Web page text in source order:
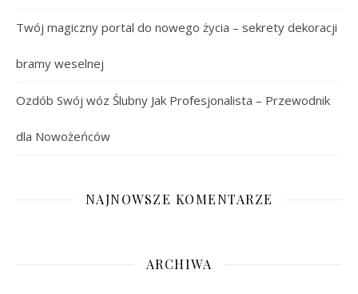
Twój magiczny portal do nowego życia – sekrety dekoracji
bramy weselnej
Ozdób Swój wóz Ślubny Jak Profesjonalista – Przewodnik
dla Nowożeńców
NAJNOWSZE KOMENTARZE
ARCHIWA